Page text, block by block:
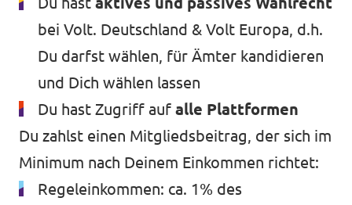
bei Volt. Deutschland & Volt Europa, d.h.
Du darfst wählen, für Ämter kandidieren
und Dich wählen lassen
Du hast Zugriff auf alle Plattformen
Du zahlst einen Mitgliedsbeitrag, der sich im
Minimum nach Deinem Einkommen richtet:
Regeleinkommen: ca. 1% des